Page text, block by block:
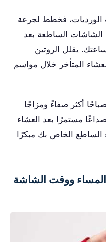
الورديات، فخطط لجرعة
الساطعة بعد
يقلل الروتين
المتأخر خلال مواسم
أكثر صفاءً ومزاجًا
مستمرًا بعد العشاء
الساطع الخاص بك مبكرًا
ووقت الشاشة